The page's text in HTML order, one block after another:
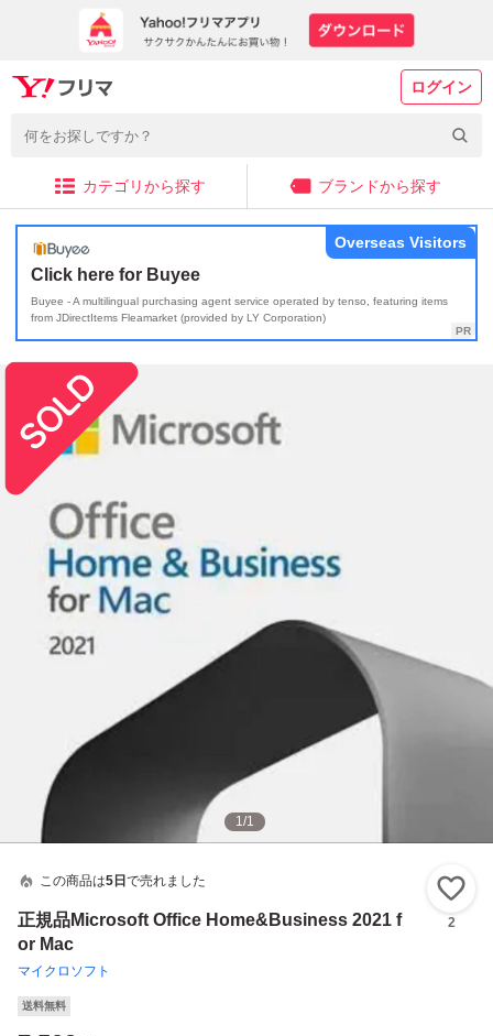
ログイン
カテゴリから探す ブランドから探す
Click here for Buyee
Buyee - A multilingual purchasing agent service operated by tenso, featuring items
from JDirectItems Fleamarket (provided by LY Corporation)
Overseas Visitors
1/1
この商品は5日 で売れました
正規品Microsoft Office Home&Business 2021 f
or Mac
マイクロソフト
2
送料無料